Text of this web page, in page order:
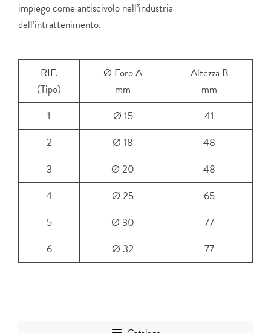
impiego come antiscivolo nell’industria
dell’intrattenimento.
RIF.
(Tipo)
Ø Foro A
mm
Altezza B
mm
1
Ø 15
41
2
Ø 18
48
3
Ø 20
48
4
Ø 25
65
5
Ø 30
77
6
Ø 32 77